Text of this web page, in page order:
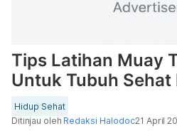
Tips Latihan Muay
Untuk Tubuh Sehat
Hidup Sehat
Ditinjau oleh Redaksi Halodoc21 April